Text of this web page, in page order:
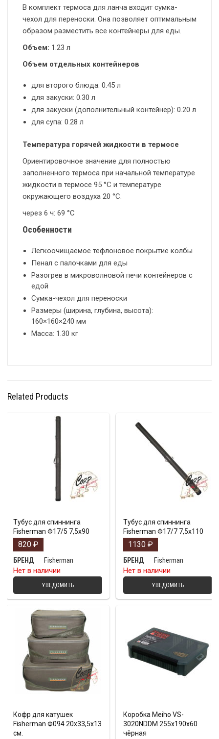
В комплект термоса для ланча входит сумка-
чехол для переноски. Она позволяет оптимальным
образом разместить все контейнеры для еды.
Объем: 1.23 л
Объем отдельных контейнеров
для второго блюда: 0.45 л
для закуски: 0.30 л
для закуски (дополнительный контейнер): 0.20 л
для супа: 0.28 л
Температура горячей жидкости в термосе
Ориентировочное значение для полностью
заполненного термоса при начальной температуре
жидкости в термосе 95 °C и температуре
окружающего воздуха 20 °C.
через 6 ч: 69 °C
Особенности
Легкоочищаемое тефлоновое покрытие колбы
Пенал с палочками для еды
Разогрев в микроволновой печи контейнеров с
едой
Сумка-чехол для переноски
Размеры (ширина, глубина, высота):
160×160×240 мм
Масса: 1.30 кг
Related Products
Тубус для спиннинга
Fisherman Ф17/5 7,5х90
820 ₽
БРЕНД
Fisherman
Нет в наличии
УВЕДОМИТЬ
Тубус для спиннинга
Fisherman Ф17/7 7,5х110
1130 ₽
БРЕНД
Fisherman
Нет в наличии
УВЕДОМИТЬ
Кофр для катушек
Fisherman Ф094 20х33,5х13
см.
Коробка Meiho VS-
3020NDDM 255x190x60
чёрная